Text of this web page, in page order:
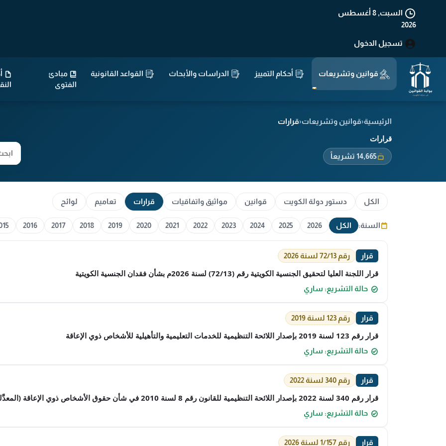
السبت, 8 أغسطس
2026
تسجيل الدخول
قوانين وتشريعات أحكام التمييز الدراسات والأبحاث القواعد القانونية
مبادئ
الفتوى
الرئيسية‹قوانين وتشريعات‹قرارات
قرارات
14,665 تشريعاً
الكل دستور دولة الكويت قوانين مواثيق واتفاقيات قرارات تعاميم لوائح
السنة: الكل 2026
2025
2024
2023
2022
2021
2020
2019
2018
2017
2016
قرار رقم 72/13 لسنة 2026
قرار اللجنة العليا لتحقيق الجنسية الكويتية رقم (72/13) لسنة 2026م بشأن فقدان الجنسية الكويتية
حالة التشريع: ساري
قرار رقم 123 لسنة 2019
قرار رقم 123 لسنة 2019 بإصدار اللائحة التنظيمية للخدمات التعليمية والتأهيلية للأشخاص ذوي الإعاقة
حالة التشريع: ساري
قرار رقم 340 لسنة 2022
قرار رقم 340 لسنة 2022 بإصدار اللائحة التنظيمية للقانون رقم 8 لسنة 2010 في شأن حقوق الأشخاص ذوي الإعاقة (المعدَّلة)
حالة التشريع: ساري
قرار رقم 1/157 لسنة 2026